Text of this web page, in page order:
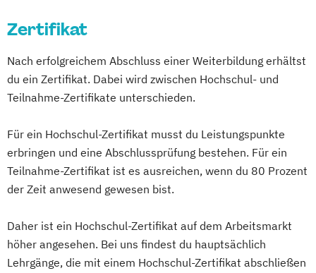
Kunststofftechnik
Leit- und Sicherungstechnik
Maschinenbau Materials Science
Mathematik für Studierende
Mathematik für Studierende
wirtschaftswissenschaftlicher Fächer
Mechatronik Mediengestaltung
Mensch-Computer-Interaktion
Nachhaltiges Design
Nationale und internationale Zertifizierung
Digital Marketing Manager*in
Digital Transformation Manager*in
E-Commerce Manager*in
Energie- und Umwelttechnik
Englisch Sprachkurs A2
Englisch Sprachkurs B1
Englisch Sprachkurs B2
English for Professional Purposes A2
English for Professional Purposes B1
English for Professional Purposes B2
English for Professional Purposes C1
Nachhaltige Energietechnik
Embedded Systems
Gesundheits- und Rehabilitationstechnik
Human Factors and Sports Engineering
IT-Security
Industrial Engineering & Business
Informations- und
Kommunikationssysteme
Innovations- und Technologiemanagement
Zertifikat
Nach erfolgreichem Abschluss einer Weiterbildung erhältst
du ein Zertifikat. Dabei wird zwischen Hochschul- und
Teilnahme-Zertifikate unterschieden.
Für ein Hochschul-Zertifikat musst du Leistungspunkte
erbringen und eine Abschlussprüfung bestehen. Für ein
Teilnahme-Zertifikat ist es ausreichen, wenn du 80 Prozent
der Zeit anwesend gewesen bist.
Daher ist ein Hochschul-Zertifikat auf dem Arbeitsmarkt
höher angesehen. Bei uns findest du hauptsächlich
Lehrgänge, die mit einem Hochschul-Zertifikat abschließen